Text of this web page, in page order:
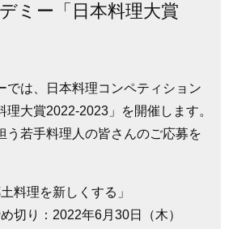
ミー「日本料理大賞
では、日本料理コンペティション
理大賞2022-2023」を開催します。
う若手料理人の皆さんのご応募を
料理を新しくする」
切り：2022年6月30日（木）